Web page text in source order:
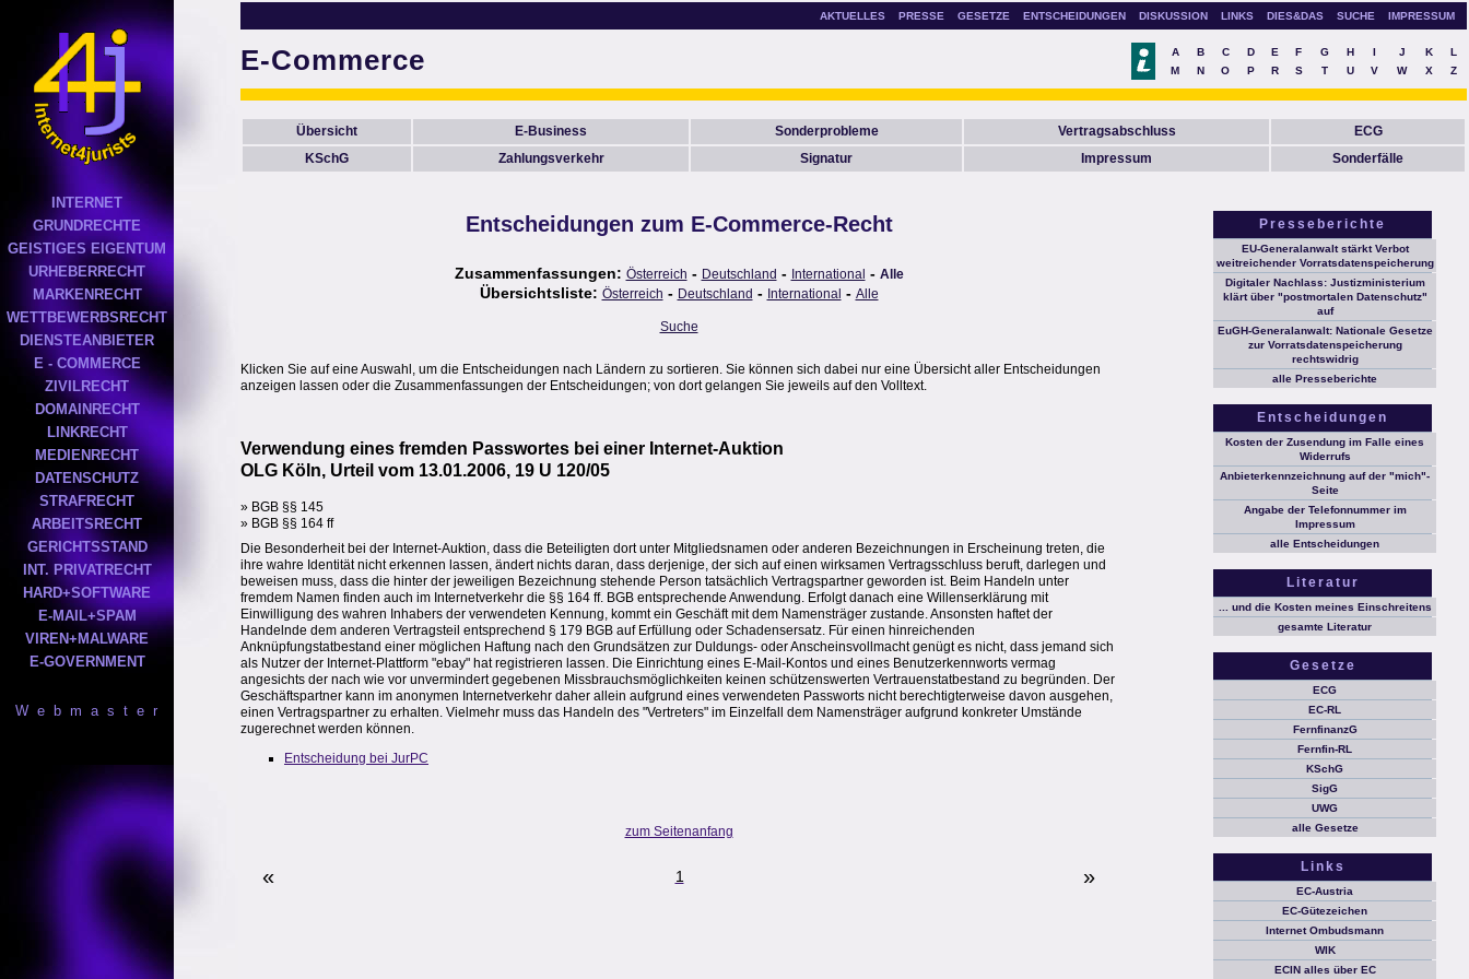
INTERNET
GRUNDRECHTE
GEISTIGES EIGENTUM
URHEBERRECHT
MARKENRECHT
WETTBEWERBSRECHT
DIENSTEANBIETER
E - COMMERCE
ZIVILRECHT
DOMAINRECHT
LINKRECHT
MEDIENRECHT
DATENSCHUTZ
STRAFRECHT
ARBEITSRECHT
GERICHTSSTAND
INT. PRIVATRECHT
HARD+SOFTWARE
E-MAIL+SPAM
VIREN+MALWARE
E-GOVERNMENT
W e b m a s t e r
AKTUELLES PRESSE GESETZE ENTSCHEIDUNGEN DISKUSSION LINKS DIES&DAS SUCHE IMPRESSUM
E-Commerce A B C D E F G H I J K
L
M
N O P R S T U V W X Z
Übersicht E-Business Sonderprobleme Vertragsabschluss
ECG
KSchG
Zahlungsverkehr Signatur Impressum Sonderfälle
Entscheidungen zum E-Commerce-Recht
Zusammenfassungen: Österreich - Deutschland - International - Alle
Übersichtsliste: Österreich - Deutschland - International - Alle
Suche
Klicken Sie auf eine Auswahl, um die Entscheidungen nach Ländern zu sortieren. Sie können sich dabei nur eine Übersicht aller Entscheidungen
anzeigen lassen oder die Zusammenfassungen der Entscheidungen; von dort gelangen Sie jeweils auf den Volltext.
Verwendung eines fremden Passwortes bei einer Internet-Auktion
OLG Köln, Urteil vom 13.01.2006, 19 U 120/05
» BGB §§ 145
» BGB §§ 164 ff
Die Besonderheit bei der Internet-Auktion, dass die Beteiligten dort unter Mitgliedsnamen oder anderen Bezeichnungen in Erscheinung treten, die
ihre wahre Identität nicht erkennen lassen, ändert nichts daran, dass derjenige, der sich auf einen wirksamen Vertragsschluss beruft, darlegen und
beweisen muss, dass die hinter der jeweiligen Bezeichnung stehende Person tatsächlich Vertragspartner geworden ist. Beim Handeln unter
fremdem Namen finden auch im Internetverkehr die §§ 164 ff. BGB entsprechende Anwendung. Erfolgt danach eine Willenserklärung mit
Einwilligung des wahren Inhabers der verwendeten Kennung, kommt ein Geschäft mit dem Namensträger zustande. Ansonsten haftet der
Handelnde dem anderen Vertragsteil entsprechend § 179 BGB auf Erfüllung oder Schadensersatz. Für einen hinreichenden
Anknüpfungstatbestand einer möglichen Haftung nach den Grundsätzen zur Duldungs- oder Anscheinsvollmacht genügt es nicht, dass jemand sich
als Nutzer der Internet-Plattform "ebay" hat registrieren lassen. Die Einrichtung eines E-Mail-Kontos und eines Benutzerkennworts vermag
angesichts der nach wie vor unvermindert gegebenen Missbrauchsmöglichkeiten keinen schützenswerten Vertrauenstatbestand zu begründen. Der
Geschäftspartner kann im anonymen Internetverkehr daher allein aufgrund eines verwendeten Passworts nicht berechtigterweise davon ausgehen,
einen Vertragspartner zu erhalten. Vielmehr muss das Handeln des "Vertreters" im Einzelfall dem Namensträger aufgrund konkreter Umstände
zugerechnet werden können.
Entscheidung bei JurPC
zum Seitenanfang
« 1 »
Presseberichte
EU-Generalanwalt stärkt Verbot
weitreichender Vorratsdatenspeicherung
Digitaler Nachlass: Justizministerium
klärt über "postmortalen Datenschutz"
auf
EuGH-Generalanwalt: Nationale Gesetze
zur Vorratsdatenspeicherung
rechtswidrig
alle Presseberichte
Entscheidungen
Kosten der Zusendung im Falle eines
Widerrufs
Anbieterkennzeichnung auf der "mich"-
Seite
Angabe der Telefonnummer im
Impressum
alle Entscheidungen
Literatur
... und die Kosten meines Einschreitens
gesamte Literatur
Gesetze
ECG
EC-RL
FernfinanzG
Fernfin-RL
KSchG
SigG
UWG
alle Gesetze
Links
EC-Austria
EC-Gütezeichen
Internet Ombudsmann
WIK
ECIN alles über EC